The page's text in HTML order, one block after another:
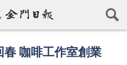
春 咖啡工作室創業